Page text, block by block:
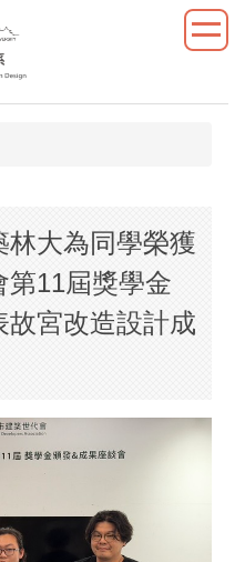
林大為同學榮獲
第11屆獎學金
故宮改造設計成